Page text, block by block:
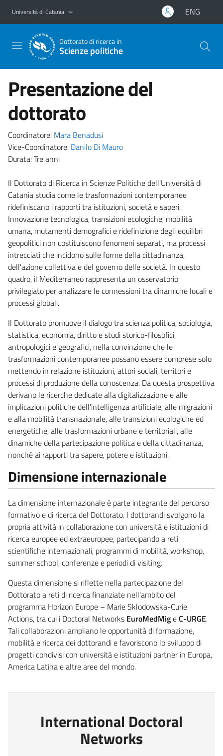
Vai al contenuto principale
Vai al menu di navigazione
Università di Catania ENG
Dottorato di ricerca in
Scienze politiche
Presentazione del
dottorato
Coordinatore: Mara Benadusi
Vice-Coordinatore: Danilo Di Mauro
Durata: Tre anni
Il Dottorato di Ricerca in Scienze Politiche dell'Università di
Catania studia come le trasformazioni contemporanee
ridefiniscano i rapporti tra istituzioni, società e saperi.
Innovazione tecnologica, transizioni ecologiche, mobilità
umana, mutamenti demografici e ridefinizione degli equilibri
geopolitici non costituiscono fenomeni separati, ma processi
intrecciati che incidono sulle forme della cittadinanza,
dell'azione collettiva e del governo delle società. In questo
quadro, il Mediterraneo rappresenta un osservatorio
privilegiato per analizzare le connessioni tra dinamiche locali e
processi globali.
Il Dottorato promuove il dialogo tra scienza politica, sociologia,
statistica, economia, diritto e studi storico-filosofici,
antropologici e geografici, nella convinzione che le
trasformazioni contemporanee possano essere comprese solo
mettendo in relazione istituzioni, attori sociali, territori e
processi di produzione della conoscenza. Da questa prospettiva
derivano le ricerche dedicate alla digitalizzazione e alle
implicazioni politiche dell'intelligenza artificiale, alle migrazioni
e alla mobilità transnazionale, alle transizioni ecologiche ed
energetiche, alle trasformazioni urbane e territoriali, alle
dinamiche della partecipazione politica e della cittadinanza,
nonché ai rapporti tra sapere, potere e istituzioni.
Dimensione internazionale
La dimensione internazionale è parte integrante del percorso
formativo e di ricerca del Dottorato. I dottorandi svolgono la
propria attività in collaborazione con università e istituzioni di
ricerca europee ed extraeuropee, partecipando a reti
scientifiche internazionali, programmi di mobilità, workshop,
summer school, conferenze e periodi di visiting.
Questa dimensione si riflette nella partecipazione del
Dottorato a reti di ricerca finanziate nell'ambito del
programma Horizon Europe – Marie Sklodowska-Curie
Actions, tra cui i Doctoral Networks EuroMedMigeC-URGE.
Tali collaborazioni ampliano le opportunità di formazione,
mobilità e ricerca dei dottorandi e favoriscono lo sviluppo di
progetti condivisi con università e istituzioni partner in Europa,
America Latina e altre aree del mondo.
International Doctoral
Networks